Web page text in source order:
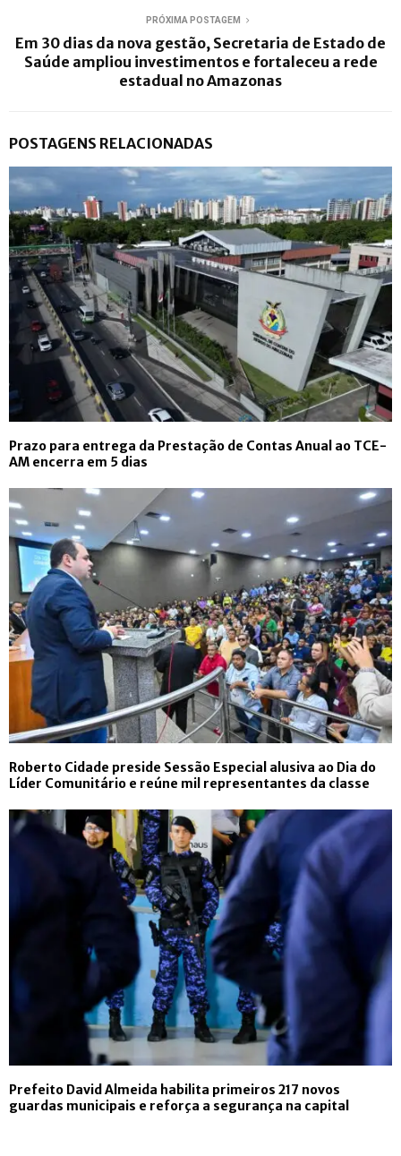
PRÓXIMA POSTAGEM
Em 30 dias da nova gestão, Secretaria de Estado de
Saúde ampliou investimentos e fortaleceu a rede
estadual no Amazonas
POSTAGENS RELACIONADAS
Prazo para entrega da Prestação de Contas Anual ao TCE-
AM encerra em 5 dias
Roberto Cidade preside Sessão Especial alusiva ao Dia do
Líder Comunitário e reúne mil representantes da classe
Prefeito David Almeida habilita primeiros 217 novos
guardas municipais e reforça a segurança na capital